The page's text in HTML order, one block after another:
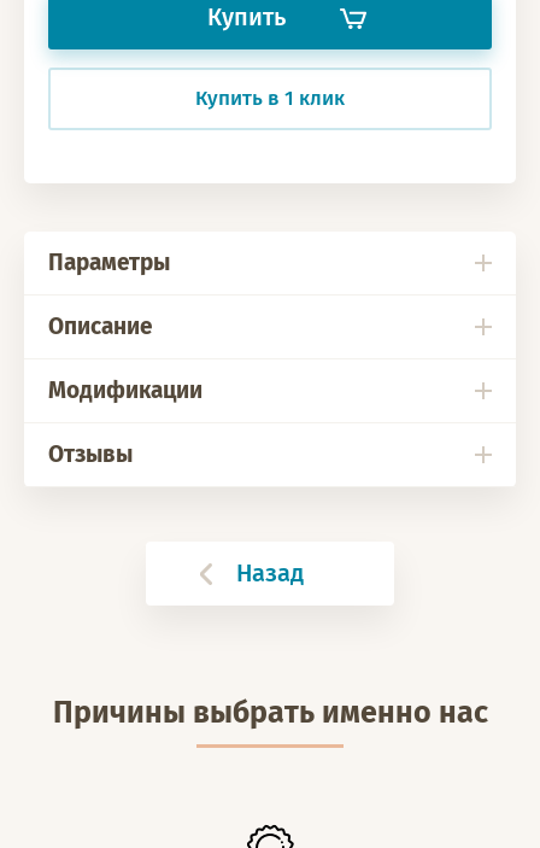
Причины выбрать именно нас
Купить
Купить в 1 клик
Параметры
Описание
Модификации
Отзывы
Назад